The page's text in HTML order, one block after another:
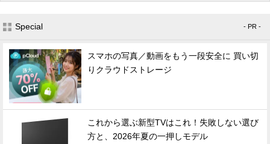
Special - PR -
スマホの写真／動画をもう一段安全に 買い切
りクラウドストレージ
これから選ぶ新型TVはこれ！失敗しない選び
方と、2026年夏の一押しモデル